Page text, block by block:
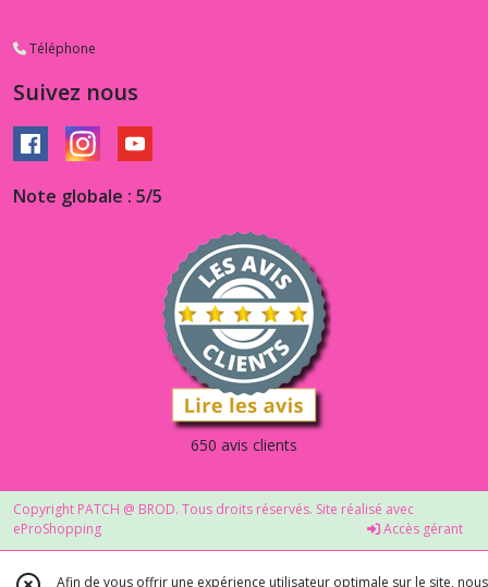
Téléphone
Suivez nous
Note globale : 5/5
650 avis clients
Copyright PATCH @ BROD. Tous droits réservés. Site réalisé avec
eProShopping
Accès gérant
Afin de vous offrir une expérience utilisateur optimale sur le site, nous